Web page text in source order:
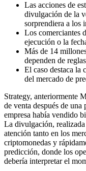
Las acciones de
divulgación de la
sorprendiera a los
Los comerciantes
ejecución o la
Más de 14
dependen de
El caso destaca la
del mercado de
Strategy, anteriormente
de venta después de una
empresa había vendido
La divulgación,
atención tanto en los
criptomonedas y
predicción, donde los
debería interpretar el